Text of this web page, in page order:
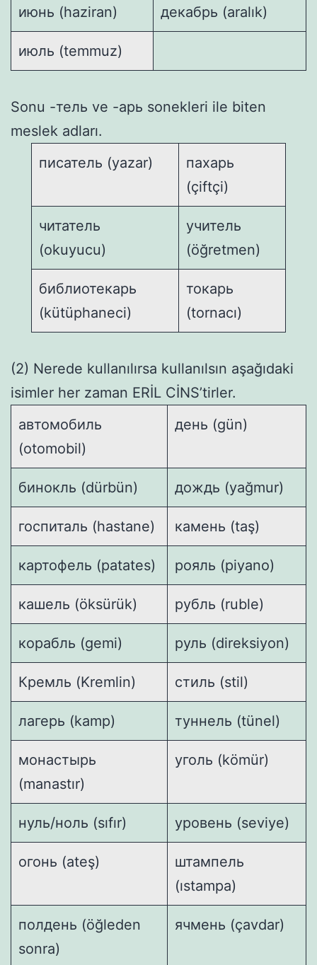
июнь (haziran) декабрь (aralık)
июль (temmuz)
Sonu -тель ve -арь sonekleri ile biten
meslek adları.
писатель (yazar)
пахарь
(çiftçi)
читатель
(okuyucu)
учитель
(öğretmen)
библиотекарь
(kütüphaneci)
токарь
(tornacı)
(2) Nerede kullanılırsa kullanılsın aşağıdaki
isimler her zaman ERİL CİNS’tirler.
автомобиль
(otomobil)
день (gün)
бинокль (dürbün) дождь (yağmur)
госпиталь (hastane) камень (taş)
картофель (patates) рояль (piyano)
кашель (öksürük) рубль (ruble)
корабль (gemi) руль (direksiyon)
Кремль (Kremlin) стиль (stil)
лагерь (kamp) туннель (tünel)
монастырь
(manastır)
уголь (kömür)
нуль/ноль (sıfır) уровень (seviye)
огонь (ateş)
штампель
(ıstampa)
полдень (öğleden
sonra)
ячмень (çavdar)